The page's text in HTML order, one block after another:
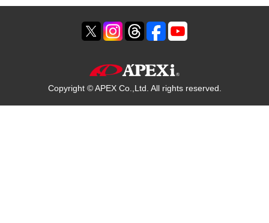
Copyright © APEX Co.,Ltd. All rights reserved.